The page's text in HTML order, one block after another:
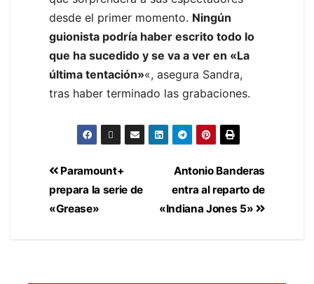
desde el primer momento. Ningún
guionista podría haber escrito todo lo
que ha sucedido y se va a ver en «La
última tentación»«, asegura Sandra,
tras haber terminado las grabaciones.
Antonio Banderas
entra al reparto de
«Indiana Jones 5»
Paramount+
prepara la serie de
«Grease»